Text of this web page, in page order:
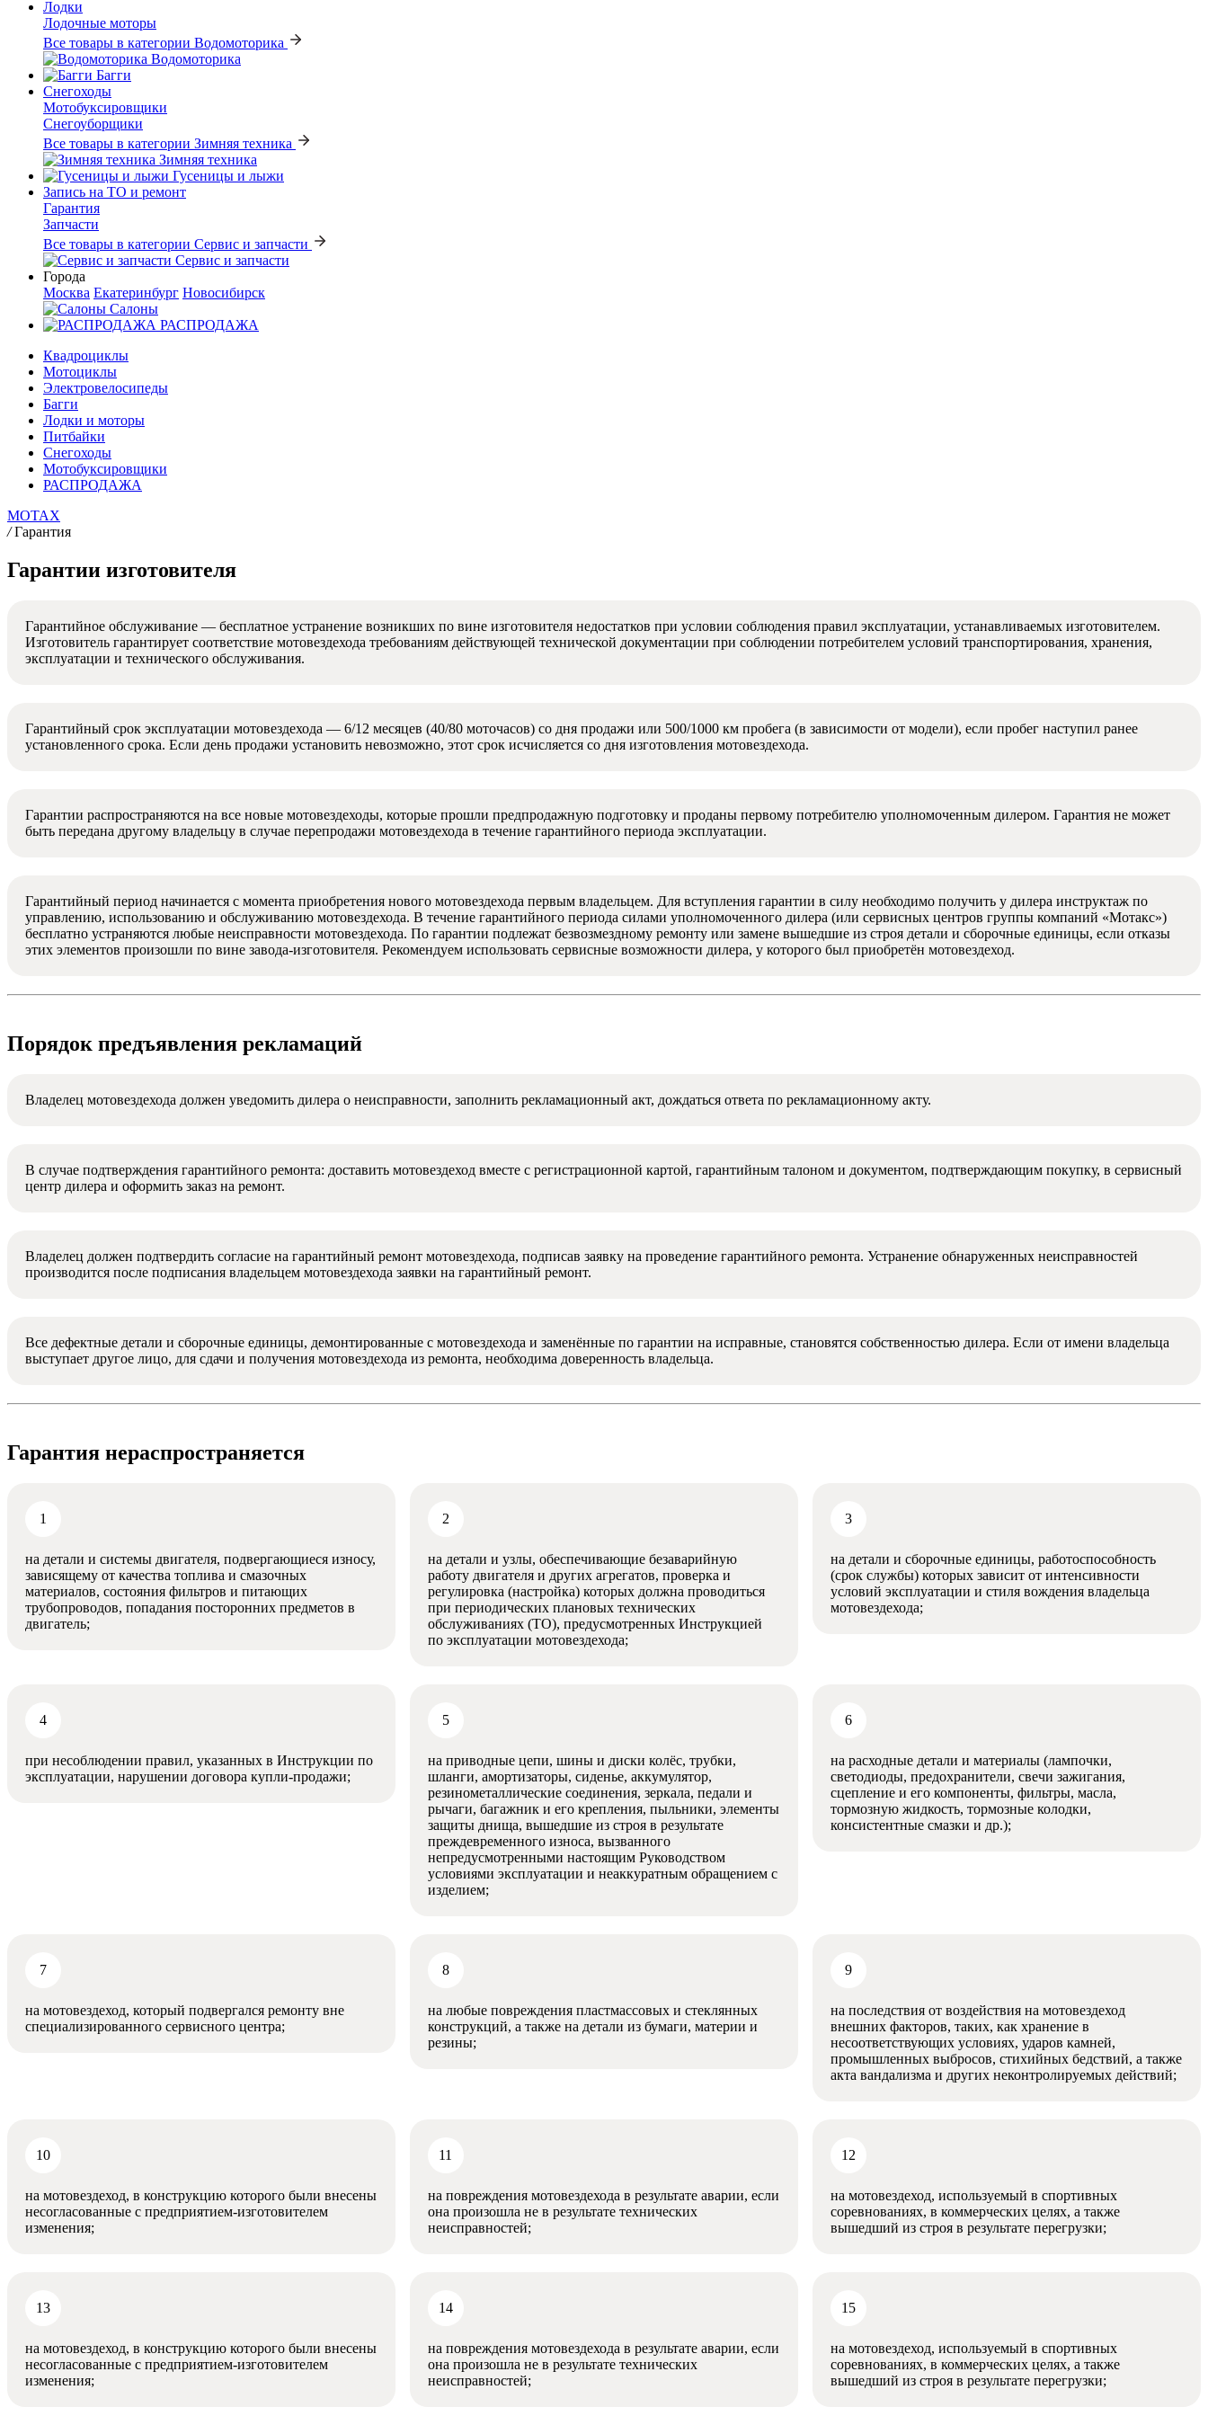
Лодки
Лодочные моторы
Все товары в категории Водомоторика
Водомоторика
Багги
Снегоходы
Мотобуксировщики
Снегоуборщики
Все товары в категории Зимняя техника
Зимняя техника
Гусеницы и лыжи
Запись на ТО и ремонт
Гарантия
Запчасти
Все товары в категории Сервис и запчасти
Сервис и запчасти
Города
Москва Екатеринбург Новосибирск
Салоны
РАСПРОДАЖА
Квадроциклы
Мотоциклы
Электровелосипеды
Багги
Лодки и моторы
Питбайки
Снегоходы
Мотобуксировщики
РАСПРОДАЖА
MOTAX
/ Гарантия
Гарантии изготовителя
Гарантийное обслуживание — бесплатное устранение возникших по вине изготовителя недостатков при условии соблюдения правил эксплуатации, устанавливаемых изготовителем.
Изготовитель гарантирует соответствие мотовездехода требованиям действующей технической документации при соблюдении потребителем условий транспортирования, хранения,
эксплуатации и технического обслуживания.
Гарантийный срок эксплуатации мотовездехода — 6/12 месяцев (40/80 моточасов) со дня продажи или 500/1000 км пробега (в зависимости от модели), если пробег наступил ранее
установленного срока. Если день продажи установить невозможно, этот срок исчисляется со дня изготовления мотовездехода.
Гарантии распространяются на все новые мотовездеходы, которые прошли предпродажную подготовку и проданы первому потребителю уполномоченным дилером. Гарантия не может
быть передана другому владельцу в случае перепродажи мотовездехода в течение гарантийного периода эксплуатации.
Гарантийный период начинается с момента приобретения нового мотовездехода первым владельцем. Для вступления гарантии в силу необходимо получить у дилера инструктаж по
управлению, использованию и обслуживанию мотовездехода. В течение гарантийного периода силами уполномоченного дилера (или сервисных центров группы компаний «Мотакс»)
бесплатно устраняются любые неисправности мотовездехода. По гарантии подлежат безвозмездному ремонту или замене вышедшие из строя детали и сборочные единицы, если отказы
этих элементов произошли по вине завода-изготовителя. Рекомендуем использовать сервисные возможности дилера, у которого был приобретён мотовездеход.
Порядок предъявления рекламаций
Владелец мотовездехода должен уведомить дилера о неисправности, заполнить рекламационный акт, дождаться ответа по рекламационному акту.
В случае подтверждения гарантийного ремонта: доставить мотовездеход вместе с регистрационной картой, гарантийным талоном и документом, подтверждающим покупку, в сервисный
центр дилера и оформить заказ на ремонт.
Владелец должен подтвердить согласие на гарантийный ремонт мотовездехода, подписав заявку на проведение гарантийного ремонта. Устранение обнаруженных неисправностей
производится после подписания владельцем мотовездехода заявки на гарантийный ремонт.
Все дефектные детали и сборочные единицы, демонтированные с мотовездехода и заменённые по гарантии на исправные, становятся собственностью дилера. Если от имени владельца
выступает другое лицо, для сдачи и получения мотовездехода из ремонта, необходима доверенность владельца.
Гарантия нераспространяется
на детали и системы двигателя, подвергающиеся износу,
зависящему от качества топлива и смазочных
материалов, состояния фильтров и питающих
трубопроводов, попадания посторонних предметов в
двигатель;
на детали и узлы, обеспечивающие безаварийную
работу двигателя и других агрегатов, проверка и
регулировка (настройка) которых должна проводиться
при периодических плановых технических
обслуживаниях (ТО), предусмотренных Инструкцией
по эксплуатации мотовездехода;
на детали и сборочные единицы, работоспособность
(срок службы) которых зависит от интенсивности
условий эксплуатации и стиля вождения владельца
мотовездехода;
при несоблюдении правил, указанных в Инструкции по
эксплуатации, нарушении договора купли-продажи;
на приводные цепи, шины и диски колёс, трубки,
шланги, амортизаторы, сиденье, аккумулятор,
резинометаллические соединения, зеркала, педали и
рычаги, багажник и его крепления, пыльники, элементы
защиты днища, вышедшие из строя в результате
преждевременного износа, вызванного
непредусмотренными настоящим Руководством
условиями эксплуатации и неаккуратным обращением с
изделием;
на расходные детали и материалы (лампочки,
светодиоды, предохранители, свечи зажигания,
сцепление и его компоненты, фильтры, масла,
тормозную жидкость, тормозные колодки,
консистентные смазки и др.);
на мотовездеход, который подвергался ремонту вне
специализированного сервисного центра;
на любые повреждения пластмассовых и стеклянных
конструкций, а также на детали из бумаги, материи и
резины;
на последствия от воздействия на мотовездеход
внешних факторов, таких, как хранение в
несоответствующих условиях, ударов камней,
промышленных выбросов, стихийных бедствий, а также
акта вандализма и других неконтролируемых действий;
на мотовездеход, в конструкцию которого были внесены
несогласованные с предприятием-изготовителем
изменения;
на повреждения мотовездехода в результате аварии, если
она произошла не в результате технических
неисправностей;
на мотовездеход, используемый в спортивных
соревнованиях, в коммерческих целях, а также
вышедший из строя в результате перегрузки;
на мотовездеход, в конструкцию которого были внесены
несогласованные с предприятием-изготовителем
изменения;
на повреждения мотовездехода в результате аварии, если
она произошла не в результате технических
неисправностей;
на мотовездеход, используемый в спортивных
соревнованиях, в коммерческих целях, а также
вышедший из строя в результате перегрузки;